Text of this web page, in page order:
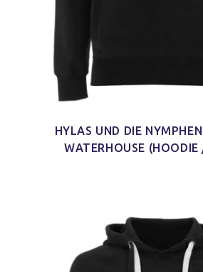
HYLAS UND DIE
WATERHOUSE (HOODIE